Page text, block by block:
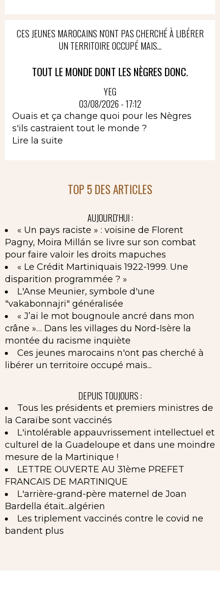
CES JEUNES MAROCAINS N'ONT PAS CHERCHÉ À LIBÉRER
UN TERRITOIRE OCCUPÉ MAIS...
TOUT LE MONDE DONT LES NÈGRES DONC.
YEG
03/08/2026 - 17:12
Ouais et ça change quoi pour les Nègres
s'ils castraient tout le monde ?
Lire la suite
TOP 5 DES ARTICLES
AUJOURD'HUI :
« Un pays raciste » : voisine de Florent
Pagny, Moira Millán se livre sur son combat
pour faire valoir les droits mapuches
« Le Crédit Martiniquais 1922-1999. Une
disparition programmée ? »
L'Anse Meunier, symbole d'une
"vakabonnajri" généralisée
« J’ai le mot bougnoule ancré dans mon
crâne »… Dans les villages du Nord-Isère la
montée du racisme inquiète
Ces jeunes marocains n'ont pas cherché à
libérer un territoire occupé mais...
DEPUIS TOUJOURS :
Tous les présidents et premiers ministres de
la Caraïbe sont vaccinés
L'intolérable appauvrissement intellectuel et
culturel de la Guadeloupe et dans une moindre
mesure de la Martinique !
LETTRE OUVERTE AU 31ème PREFET
FRANCAIS DE MARTINIQUE
L'arrière-grand-père maternel de Joan
Bardella était...algérien
Les triplement vaccinés contre le covid ne
bandent plus